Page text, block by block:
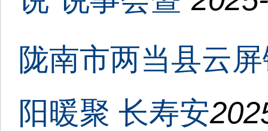
陇南市两当县云
阳暖聚 长寿安